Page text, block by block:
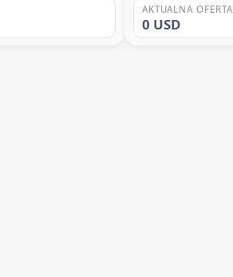
AKTUALNA OFERTA
0 USD